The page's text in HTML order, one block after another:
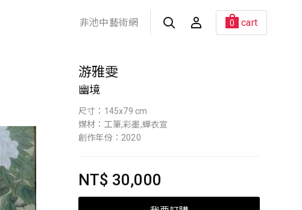
非池中藝術網 0 cart
游雅雯
幽境
尺寸：145x79 cm
媒材：工筆,彩墨,蟬衣宣
創作年份：2020
NT$ 30,000